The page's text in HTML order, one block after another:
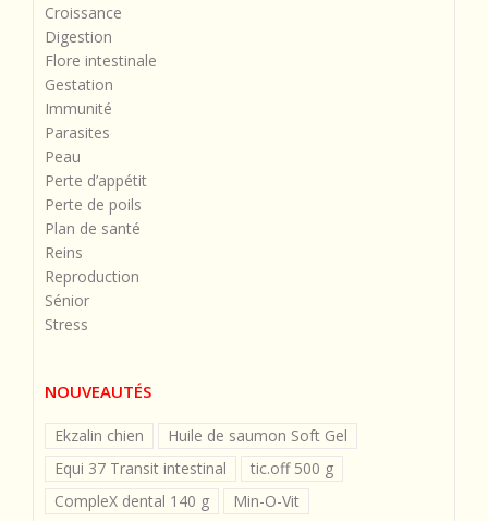
Croissance
Digestion
Flore intestinale
Gestation
Immunité
Parasites
Peau
Perte d’appétit
Perte de poils
Plan de santé
Reins
Reproduction
Sénior
Stress
NOUVEAUTÉS
Ekzalin chien
Huile de saumon Soft Gel
Equi 37 Transit intestinal
tic.off 500 g
CompleX dental 140 g
Min-O-Vit